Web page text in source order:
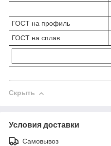
ГОСТ на профиль
ГОСТ на сплав
Скрыть
Условия доставки
Самовывоз